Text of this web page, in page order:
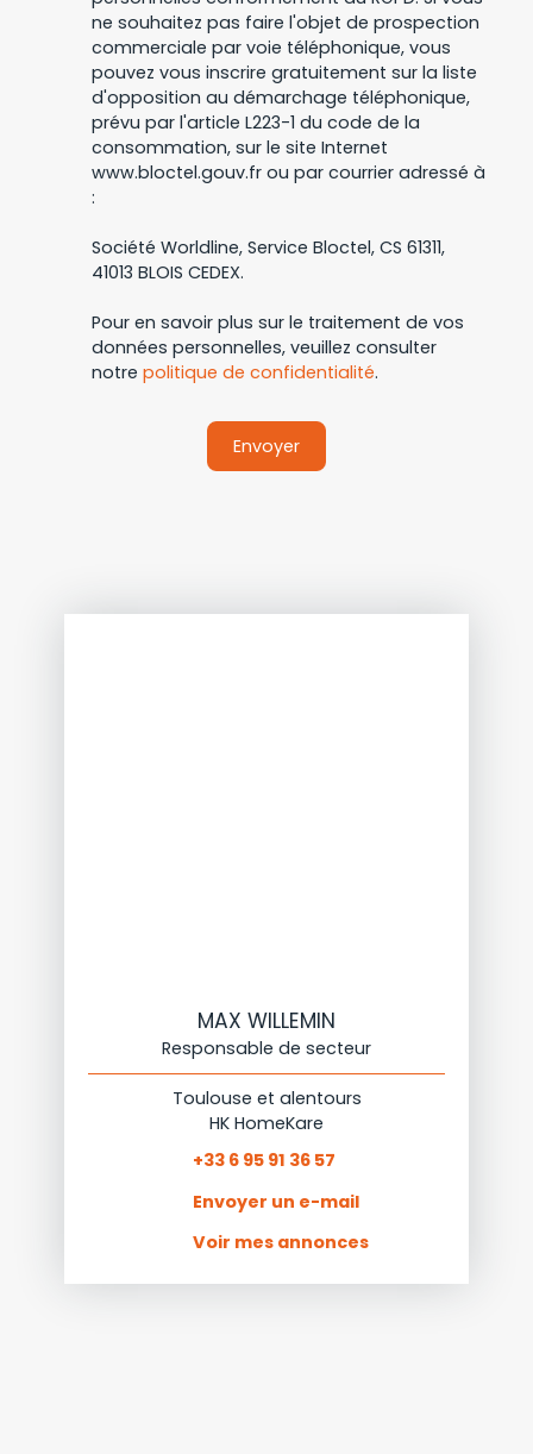
ne souhaitez pas faire l'objet de prospection
commerciale par voie téléphonique, vous
pouvez vous inscrire gratuitement sur la liste
d'opposition au démarchage téléphonique,
prévu par l'article L223-1 du code de la
consommation, sur le site Internet
www.bloctel.gouv.fr ou par courrier adressé à
:
Société Worldline, Service Bloctel, CS 61311,
41013 BLOIS CEDEX.
Pour en savoir plus sur le traitement de vos
données personnelles, veuillez consulter
notre politique de confidentialité.
Envoyer
MAX WILLEMIN
Responsable de secteur
Toulouse et alentours
HK HomeKare
+33 6 95 91 36 57
Envoyer un e-mail
Voir mes annonces